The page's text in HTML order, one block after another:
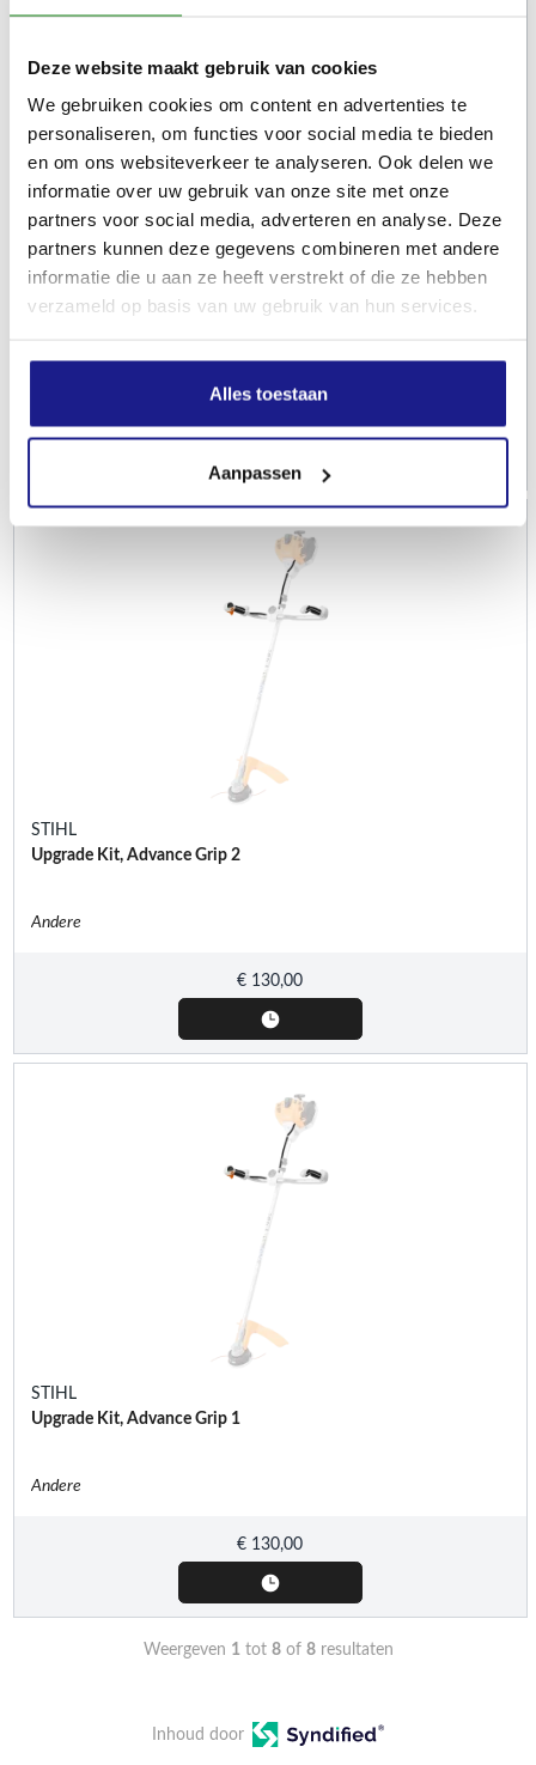
Deze website maakt gebruik van cookies
We gebruiken cookies om content en advertenties te
personaliseren, om functies voor social media te bieden
en om ons websiteverkeer te analyseren. Ook delen we
informatie over uw gebruik van onze site met onze
partners voor social media, adverteren en analyse. Deze
partners kunnen deze gegevens combineren met andere
informatie die u aan ze heeft verstrekt of die ze hebben
verzameld op basis van uw gebruik van hun services.
Alles toestaan
Aanpassen
STIHL
Andere
STIHL
Upgrade Kit, Advance Grip 2
Andere
€ 130,00
STIHL
Upgrade Kit, Advance Grip 1
Andere
€ 130,00
Weergeven 1tot 8of 8resultaten
Inhoud door